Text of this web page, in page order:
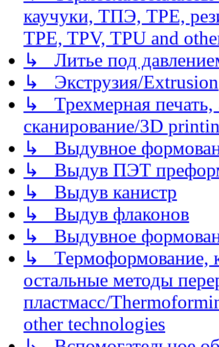
каучуки, ТПЭ, TPE,
TPE, TPV, TPU and
↳ Литье под
↳ Экструзия/Extrusion
↳ Трехмерная
сканирование/3D
↳ Выдувное
↳ Выдув ПЭТ
↳ Выдув канистр
↳ Выдув флаконов
↳ Выдувное
↳ Термоформование,
остальные методы
пластмасс/
other technologies